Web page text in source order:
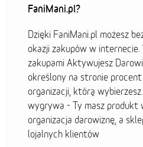
FaniMani.pl?
Dzięki FaniMani.pl możesz
okazji zakupów w
zakupami Aktywujesz
określony na stronie
organizacji, którą
wygrywa - Ty masz produkt
organizacja darowiznę, a
lojalnych klientów